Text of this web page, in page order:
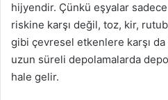
hijyendir. Çünkü eşyalar sadece
riskine karşı değil, toz, kir,
gibi çevresel etkenlere karşı da
uzun süreli depolamalarda
hale gelir.